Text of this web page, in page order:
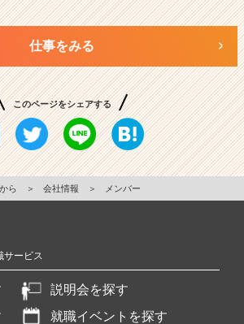
仕事をみる
このページをシェアする
ら ＞ 会社情報 ＞ メンバー
サービス
説明会を探す
就職イベントを探す